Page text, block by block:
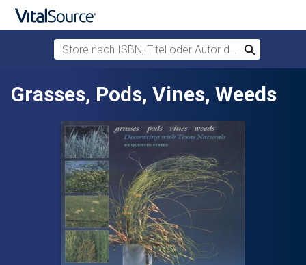
Zum Hauptinhalt springen
Store nach ISBN, Titel oder Autor durchsuchen
Suchen
Grasses, Pods, Vines, Weeds